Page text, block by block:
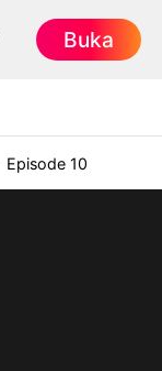
Buka
Episode 10